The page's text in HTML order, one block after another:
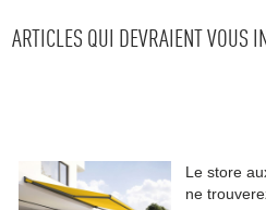
ARTICLES QUI DEVRAIENT VOUS
Le store
ne